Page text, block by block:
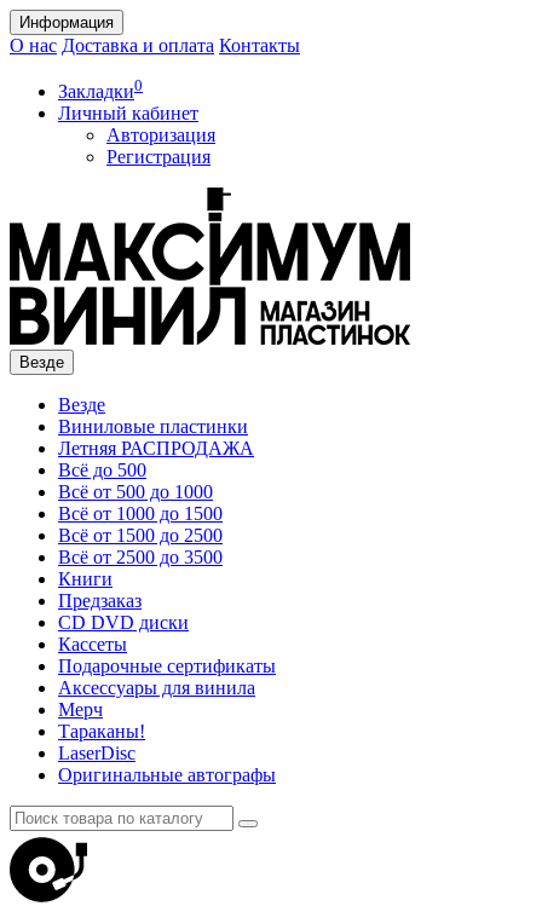
Информация
О нас Доставка и оплата Контакты
Закладки0
Личный кабинет
Авторизация
Регистрация
Везде
Везде
Виниловые пластинки
Летняя РАСПРОДАЖА
Всё до 500
Всё от 500 до 1000
Всё от 1000 до 1500
Всё от 1500 до 2500
Всё от 2500 до 3500
Книги
Предзаказ
CD DVD диски
Кассеты
Подарочные сертификаты
Аксессуары для винила
Мерч
Тараканы!
LaserDisc
Оригинальные автографы